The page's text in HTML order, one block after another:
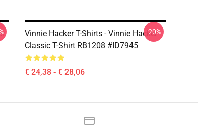
Vinnie Hacker T-Shirts - Vinnie Hacker
Classic T-Shirt RB1208 #ID7945
€ 24,38 - € 28,06
-20%